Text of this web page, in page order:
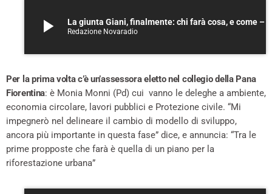
play_arrow Redazione Novaradio
Per la prima volta c’è un’assessora eletto nel collegio della Pana
Fiorentina: è Monia Monni (Pd) cui vanno le deleghe a ambiente,
economia circolare, lavori pubblici e Protezione civile. “Mi
impegnerò nel delineare il cambio di modello di sviluppo,
ancora più importante in questa fase” dice, e annuncia: “Tra le
prime propposte che farà è quella di un piano per la
riforestazione urbana”